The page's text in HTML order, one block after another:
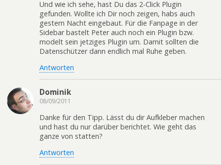
Und wie ich sehe, hast Du das 2-Click Plugin
gefunden. Wollte ich Dir noch zeigen, habs auch
gestern Nacht eingebaut. Für die Fanpage in der
Sidebar bastelt Peter auch noch ein Plugin bzw.
modelt sein jetziges Plugin um. Damit sollten die
Datenschützer dann endlich mal Ruhe geben.
Antworten
Dominik
08/09/2011
Danke für den Tipp. Lässt du dir Aufkleber machen
und hast du nur darüber berichtet. Wie geht das
ganze von statten?
Antworten